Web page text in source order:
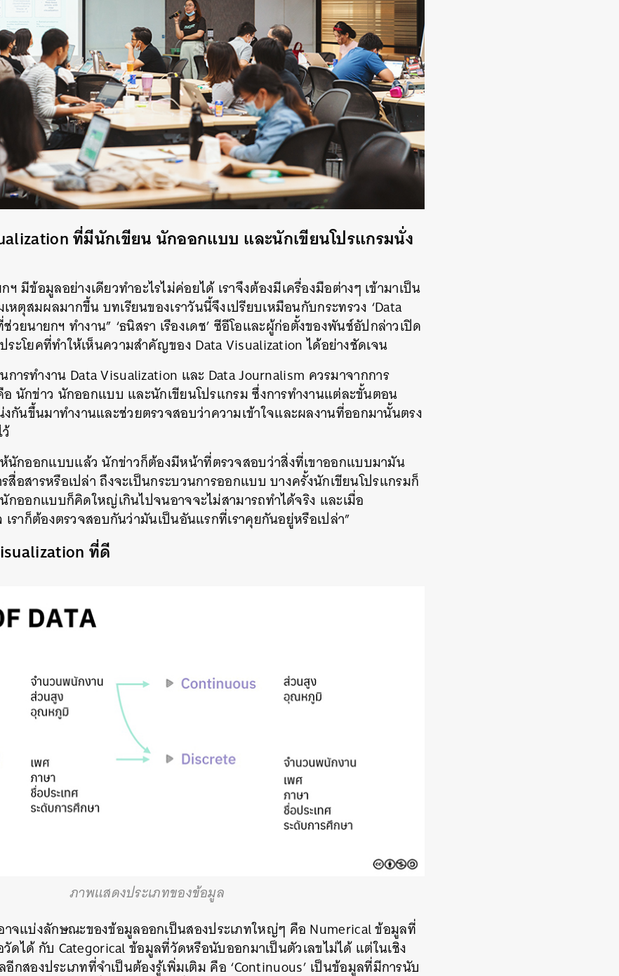
ที่มีนักเขียน นักออกแบบ และนักเขียนโปรแกรมนั่ง
มีข้อมูลอย่างเดียวทำอะไรไม่ค่อยได้ เราจึงต้องมีเครื่องมือต่างๆ เข้ามาเป็น
ตุสมผลมากขึ้น บทเรียนของเราวันนี้จึงเปรียบเหมือนกับกระทรวง ‘Data
ยนายกฯ ทำงาน” ‘ธนิสรา เรืองเดช’ ซีอีโอและผู้ก่อตั้งของพันช์อัปกล่าวเปิด
ะโยคที่ทำให้เห็นความสำคัญของ Data Visualization ได้อย่างชัดเจน
การทำงาน Data Visualization และ Data Journalism ควรมาจากการ
นักข่าว นักออกแบบ และนักเขียนโปรแกรม ซึ่งการทำงานแต่ละขั้นตอน
กันขึ้นมาทำงานและช่วยตรวจสอบว่าความเข้าใจและผลงานที่ออกมานั้นตรง
ห้นักออกแบบแล้ว นักข่าวก็ต้องมีหน้าที่ตรวจสอบว่าสิ่งที่เขาออกแบบมามัน
อสารหรือเปล่า ถึงจะเป็นกระบวนการออกแบบ บางครั้งนักเขียนโปรแกรมก็
กออกแบบก็คิดใหญ่เกินไปจนอาจจะไม่สามารถทำได้จริง และเมื่อ
เราก็ต้องตรวจสอบกันว่ามันเป็นอันแรกที่เราคุยกันอยู่หรือเปล่า”
ที่ดี
ภาพแสดงประเภทของข้อมูล
าจแบ่งลักษณะของข้อมูลออกเป็นสองประเภทใหญ่ๆ คือ Numerical ข้อมูลที่
ดได้ กับ Categorical ข้อมูลที่วัดหรือนับออกมาเป็นตัวเลขไม่ได้ แต่ในเชิง
กสองประเภทที่จำเป็นต้องรู้เพิ่มเติม คือ ‘Continuous’ เป็นข้อมูลที่มีการนับ
SHARE TWEET LINE EMAIL